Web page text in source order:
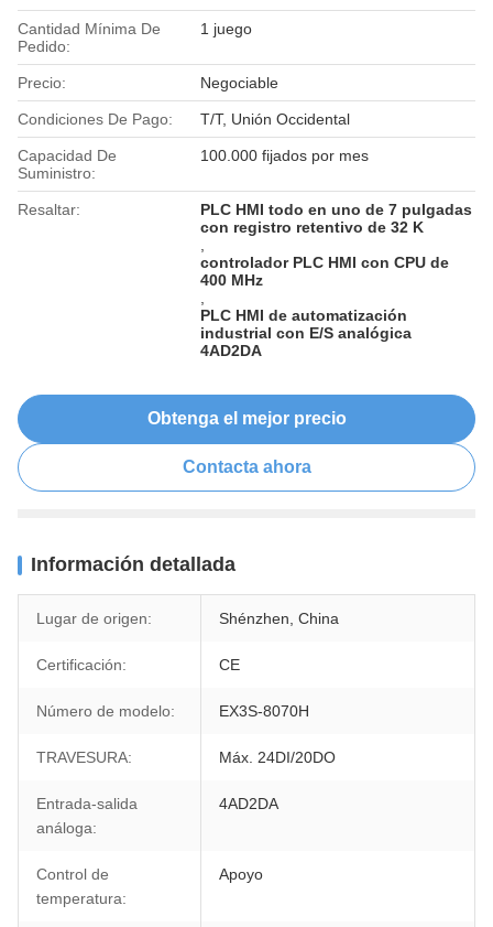
Cantidad Mínima De
Pedido:
1 juego
Precio: Negociable
Condiciones De Pago: T/T, Unión Occidental
Capacidad De
Suministro:
100.000 fijados por mes
Resaltar:
PLC HMI todo en uno de 7 pulgadas
con registro retentivo de 32 K
controlador PLC HMI con CPU de
400 MHz
PLC HMI de automatización
industrial con E/S analógica
4AD2DA
Obtenga el mejor precio
Contacta ahora
Información detallada
Lugar de origen: Shénzhen, China
Certificación: CE
Número de modelo: EX3S-8070H
TRAVESURA: Máx. 24DI/20DO
Entrada-salida
análoga:
4AD2DA
Control de
temperatura:
Apoyo